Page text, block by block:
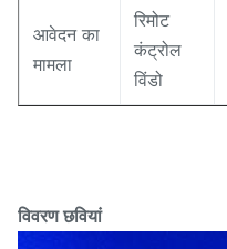
आवेदन का
मामला
रिमोट
कंट्रोल
विंडो
विवरण छवियां